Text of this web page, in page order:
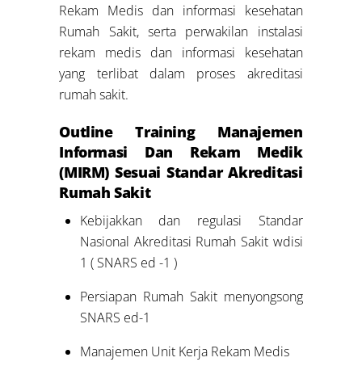
Rekam Medis dan informasi kesehatan
Rumah Sakit, serta perwakilan instalasi
rekam medis dan informasi kesehatan
yang terlibat dalam proses akreditasi
rumah sakit.
Outline Training Manajemen
Informasi Dan Rekam Medik
(MIRM) Sesuai Standar Akreditasi
Rumah Sakit
Kebijakkan dan regulasi Standar
Nasional Akreditasi Rumah Sakit wdisi
1 ( SNARS ed -1 )
Persiapan Rumah Sakit menyongsong
SNARS ed-1
Manajemen Unit Kerja Rekam Medis